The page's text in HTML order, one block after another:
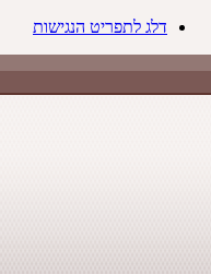
דלג לתפריט הנגישות